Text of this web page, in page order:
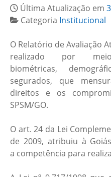
Última Atualização em
Categoria Institucional
O Relatório de Avaliação
realizado por
biométricas,
segurados, que
direitos e os
SPSM/GO.
O art. 24 da Lei
de 2009, atribuiu à
a competência para